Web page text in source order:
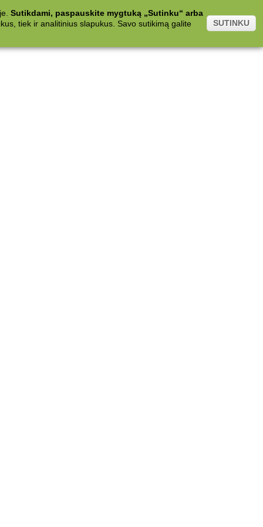
Sutikdami, paspauskite mygtuką „Sutinku“ arba
tiek ir analitinius slapukus. Savo sutikimą galite
SUTINKU